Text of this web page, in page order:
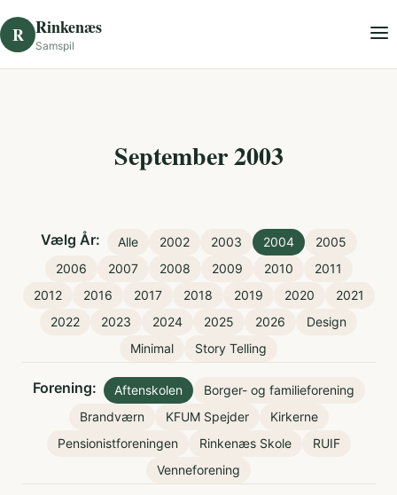
R Rinkenæs
Samspil
September 2003
Vælg År: Alle 2002 2003 2004
2005
2006
2007 2008 2009 2010
2011
2012
2016 2017 2018 2019 2020
2021
2022
2023 2024 2025 2026
Design
Minimal
Story Telling
Forening: Aftenskolen
Borger- og familieforening
Brandværn
KFUM Spejder
Kirkerne
Pensionistforeningen
Rinkenæs Skole
RUIF
Venneforening